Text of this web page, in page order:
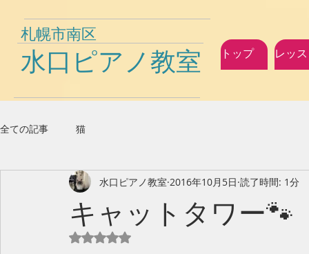
札幌市南区
水口ピアノ教室 トップ レッ
全ての記事 猫
キャットタワー🐾
水口ピアノ教室 2016年10月5日 読了時間: 1分
5つ星のうちNaNと評価されています。